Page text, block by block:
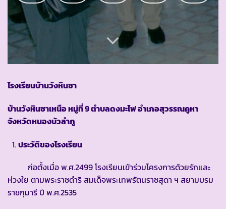
โรงเรียนบ้านวังหินซา
บ้านวังหินซาเหนือ หมู่ที่9ตำบลดงมะไฟ อำเภอสุวรรณคูหา
จังหวัดหนองบัวลำภู
ประวัติของโรงเรียน
ก่อตั้งเมื่อ พ.ศ.2499 โรงเรียนเข้าร่วมโครงการด้วยรักและ
ห่วงใย ตามพระราชดำริ สมเด็จพระเทพรัตนราชสุดา ฯ สยามบรม
ราชกุมารี ปี พ.ศ.2535